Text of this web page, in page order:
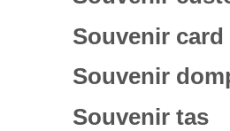
Souvenir
Souvenir
Souvenir tas